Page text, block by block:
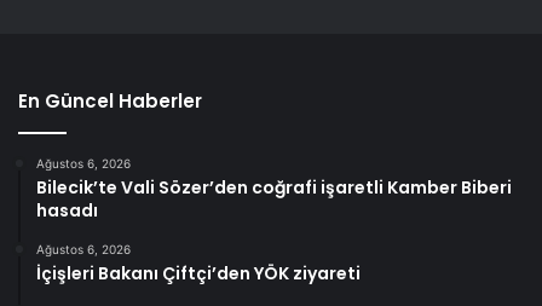
En Güncel Haberler
Ağustos 6, 2026
Bilecik’te Vali Sözer’den coğrafi işaretli Kamber Biberi
hasadı
Ağustos 6, 2026
İçişleri Bakanı Çiftçi’den YÖK ziyareti